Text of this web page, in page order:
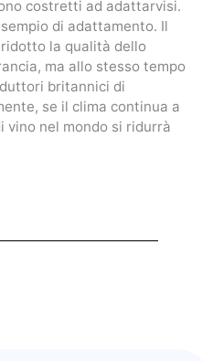
costretti ad adattarvisi.
di adattamento. Il
la qualità dello
ma allo stesso tempo
britannici di
se il clima continua a
vino nel mondo si ridurrà